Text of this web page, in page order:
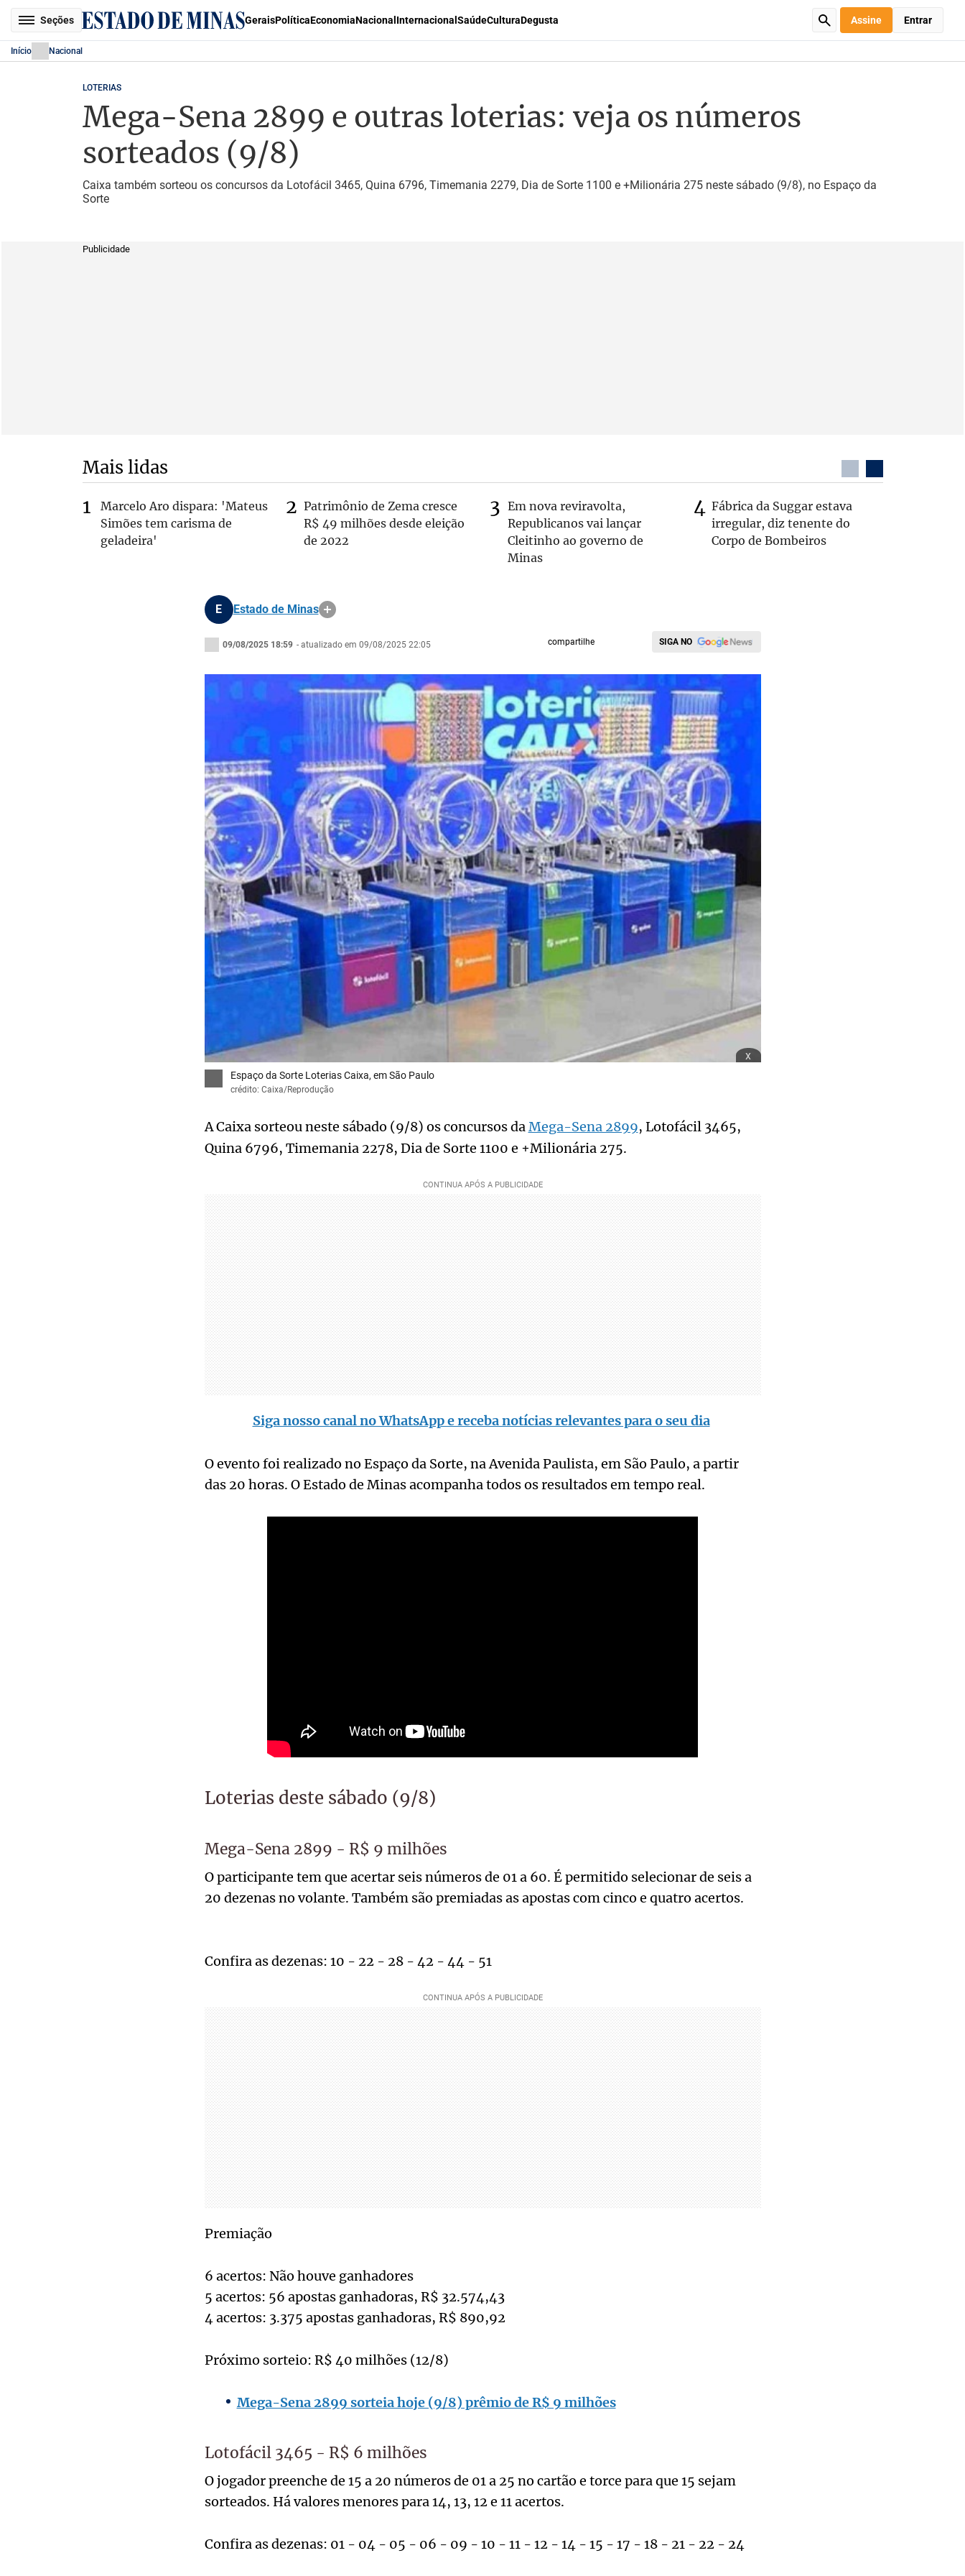
Seções GeraisPolíticaEconomiaNacional Internacional SaúdeCulturaDegusta Assine Entrar
Início Nacional
LOTERIAS
Mega-Sena 2899 e outras loterias: veja os números
sorteados (9/8)
Caixa também sorteou os concursos da Lotofácil 3465, Quina 6796, Timemania 2279, Dia de Sorte 1100 e +Milionária 275 neste sábado (9/8), no Espaço da
Sorte
Publicidade
Mais lidas
Marcelo Aro dispara: 'Mateus
Simões tem carisma de
geladeira'
Patrimônio de Zema cresce
R$ 49 milhões desde eleição
de 2022
Em nova reviravolta,
Republicanos vai lançar
Cleitinho ao governo de
Minas
Fábrica da Suggar estava
irregular, diz tenente do
Corpo de Bombeiros
E Estado de Minas
09/08/2025 18:59 - atualizado em 09/08/2025 22:05 compartilhe SIGA NO
x
Espaço da Sorte Loterias Caixa, em São Paulo
crédito: Caixa/Reprodução
A Caixa sorteou neste sábado (9/8) os concursos daMega-Sena 2899, Lotofácil 3465,
Quina 6796, Timemania 2278, Dia de Sorte 1100 e +Milionária 275.
Siga nosso canal no WhatsApp e receba notícias relevantes para o seu dia
O evento foi realizado no Espaço da Sorte, na Avenida Paulista, em São Paulo, a partir
das 20 horas. O Estado de Minas acompanha todos os resultados em tempo real.
Loterias deste sábado (9/8)
Mega-Sena 2899 - R$ 9 milhões
O participante tem que acertar seis números de 01 a 60. É permitido selecionar de seis a
20 dezenas no volante. Também são premiadas as apostas com cinco e quatro acertos.
Confira as dezenas: 10 - 22 - 28 - 42 - 44 - 51
Premiação
6 acertos: Não houve ganhadores
5 acertos: 56 apostas ganhadoras, R$ 32.574,43
4 acertos: 3.375 apostas ganhadoras, R$ 890,92
Próximo sorteio: R$ 40 milhões (12/8)
Mega-Sena 2899 sorteia hoje (9/8) prêmio de R$ 9 milhões
Lotofácil 3465 - R$ 6 milhões
O jogador preenche de 15 a 20 números de 01 a 25 no cartão e torce para que 15 sejam
sorteados. Há valores menores para 14, 13, 12 e 11 acertos.
Confira as dezenas: 01 - 04 - 05 - 06 - 09 - 10 - 11 - 12 - 14 - 15 - 17 - 18 - 21 - 22 - 24